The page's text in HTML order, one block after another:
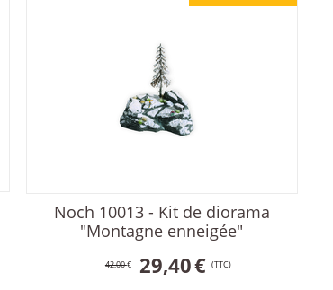
Noch 10013 - Kit de diorama
"Montagne enneigée"
42,00€ 29,40€ (TTC)